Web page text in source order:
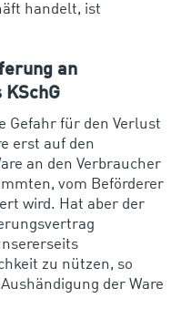
handelt, ist
an
Gefahr für den Verlust
erst auf den
an den Verbraucher
vom Beförderer
wird. Hat aber der
zu nützen, so
der Ware